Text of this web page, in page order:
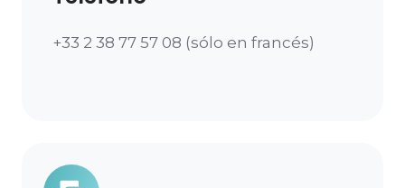
+33 2 38 77 57 08 (sólo en francés)